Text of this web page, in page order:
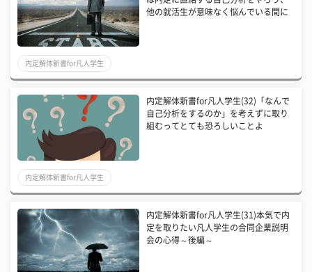
他の就活生が意味なく悩んでいる間に
内定解体新書for凡人学生
内定解体新書for凡人学生(32)「なんで
自己分析をするのか」を考えずに取り
組むってとても恐ろしいことよ
内定解体新書for凡人学生
内定解体新書for凡人学生(31)本気で内
定を取りたい凡人学生の合同企業説明
会の心得～後編～